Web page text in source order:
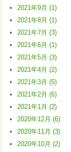
2021年9月 (1)
2021年8月 (1)
2021年7月 (3)
2021年6月 (1)
2021年5月 (3)
2021年4月 (2)
2021年3月 (5)
2021年2月 (6)
2021年1月 (2)
2020年12月 (6)
2020年11月 (3)
2020年10月 (2)